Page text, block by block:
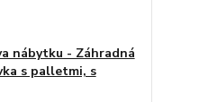
nábytku - Záhradná
s palletmi, s